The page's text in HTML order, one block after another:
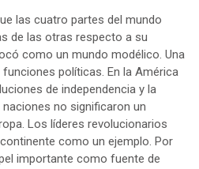
las cuatro partes del mundo
de las otras respecto a su
como un mundo modélico. Una
políticas. En la América
de independencia y la
no significaron un
Los líderes revolucionarios
como un ejemplo. Por
importante como fuente de